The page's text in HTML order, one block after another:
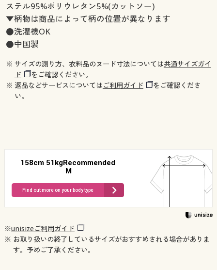
ステル95%ポリウレタン5%(カットソー)
▼柄物は商品によって柄の位置が異なります
●洗濯機OK
●中国製
※ サイズの測り方、衣料品のヌード寸法については共通サイズガイ
ド
をご確認ください。
※ 返品などサービスについてはご利用ガイド
をご確認くださ
い。
158cm 51kgRecommended
M
Find out more on your body type
※unisizeご利用ガイド
※ お取り扱いの終了しているサイズがおすすめされる場合がありま
す。予めご了承ください。